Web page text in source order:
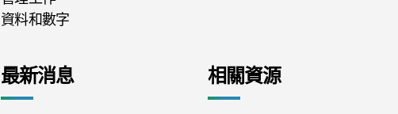
資料和數字
最新消息 相關資源